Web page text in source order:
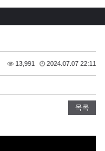
13,991 2024.07.07 22:11
목록